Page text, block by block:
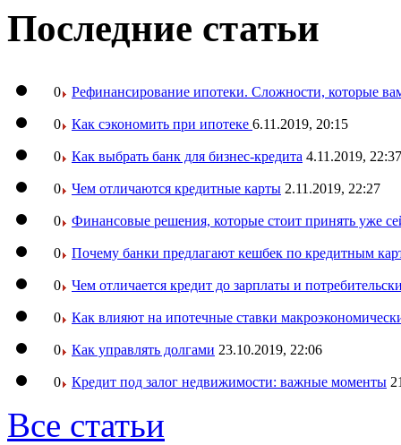
Последние статьи
0 Рефинансирование ипотеки. Сложности, которые
0 Как сэкономить при ипотеке 6.11.2019, 20:15
0 Как выбрать банк для бизнес-кредита 4.11.2019, 22:37
0 Чем отличаются кредитные карты 2.11.2019, 22:27
0 Финансовые решения, которые стоит принять уже
0 Почему банки предлагают кешбек по кредитным
0 Чем отличается кредит до зарплаты и
0 Как влияют на ипотечные ставки
0 Как управлять долгами 23.10.2019, 22:06
0 Кредит под залог недвижимости: важные моменты
Все статьи